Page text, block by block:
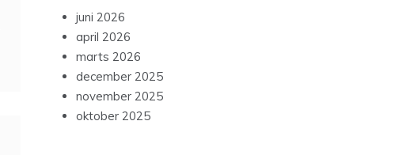
juni 2026
april 2026
marts 2026
december 2025
november 2025
oktober 2025